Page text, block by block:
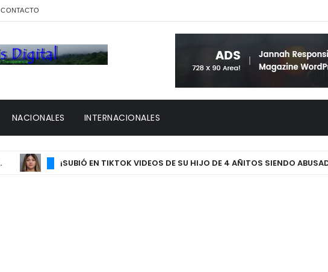
CONTACTO
NACIONALES INTERNACIONALES
¡SUBIÓ EN TIKTOK VIDEOS DE SU HIJO DE 4 AÑITOS SIENDO ABUSADO!.